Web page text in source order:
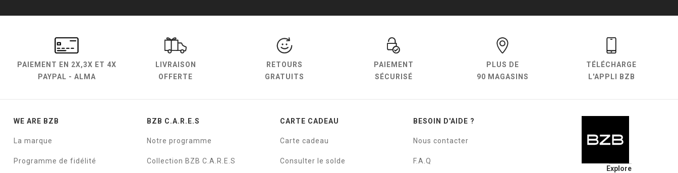
PAIEMENT EN 2X,3X ET 4X
PAYPAL - ALMA
LIVRAISON
OFFERTE
RETOURS
GRATUITS
PAIEMENT
SÉCURISÉ
PLUS DE
90 MAGASINS
TÉLÉCHARGE
L'APPLI BZB
WE ARE BZB
La marque
Programme de fidélité
BZB C.A.R.E.S
Notre programme
Collection BZB C.A.R.E.S
CARTE CADEAU
Carte cadeau
Consulter le solde
BESOIN D'AIDE ?
Nous contacter
F.A.Q
Explore